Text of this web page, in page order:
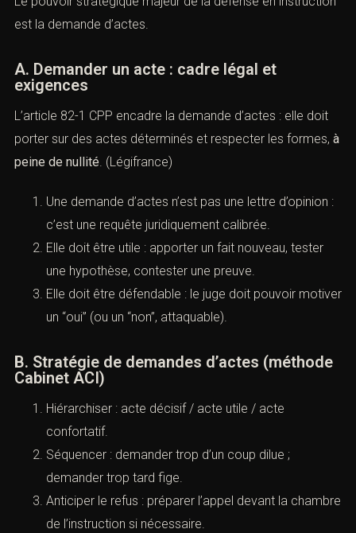
est la demande d’actes.
A. Demander un acte : cadre légal et
exigences
L’article 82-1 CPP encadre la demande d’actes : elle doit
porter sur des actes déterminés et respecter les formes, à
peine de nullité . (Légifrance)
Une demande d’actes n’est pas une lettre d’opinion :
c’est une requête juridiquement calibrée.
Elle doit être utile : apporter un fait nouveau, tester
une hypothèse, contester une preuve.
Elle doit être défendable : le juge doit pouvoir motiver
un “oui” (ou un “non”, attaquable).
B. Stratégie de demandes d’actes (méthode
Cabinet ACI)
Hiérarchiser : acte décisif / acte utile / acte
confortatif.
Séquencer : demander trop d’un coup dilue ;
demander trop tard fige.
Anticiper le refus : préparer l’appel devant la chambre
de l’instruction si nécessaire.